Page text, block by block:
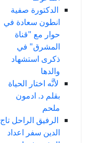
الدكتورة صفية
انطون سعادة في
حوار مع "قناة
المشرق" في
ذكرى استشهاد
والدها
لأنَّه اختار الحياة
بقلم د. ادمون
ملحم
الرفيق الراحل تاج
الدين سفر اعداد